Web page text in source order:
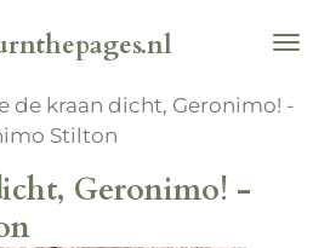
de kraan dicht, Geronimo! -
Stilton
Geronimo! -